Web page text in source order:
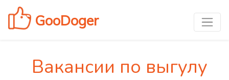
GooDoger
Вакансии по выгулу